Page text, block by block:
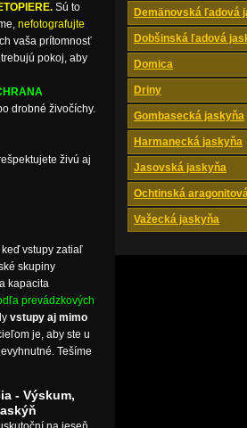
Demänovská ľadová
Dobšinská ľadová
Domica
Driny
Gombasecká jaskyňa
Harmanecká jaskyňa
Jasovská jaskyňa
Ochtinská
Važecká jaskyňa
Sú to
nefotografujte
vaša prítomnosť
pokoj, aby
drobné živočíchy.
živú aj
keď vstupy zatiaľ
skupiny
kapacita
prevádzkových
vstupy aj mimo
je, aby ste u
Tešíme
- Výskum,